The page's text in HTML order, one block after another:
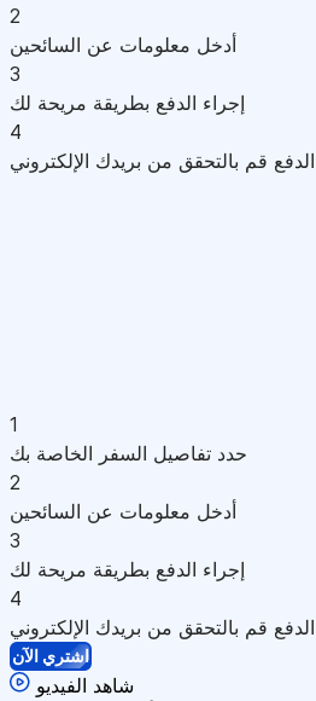
2
أدخل معلومات عن السائحين
3
إجراء الدفع بطريقة مريحة لك
4
قم بالتحقق من بريدك الإلكتروني
1
حدد تفاصيل السفر الخاصة بك
2
أدخل معلومات عن السائحين
3
إجراء الدفع بطريقة مريحة لك
4
قم بالتحقق من بريدك الإلكتروني
اشتري الآن
شاهد الفيديو